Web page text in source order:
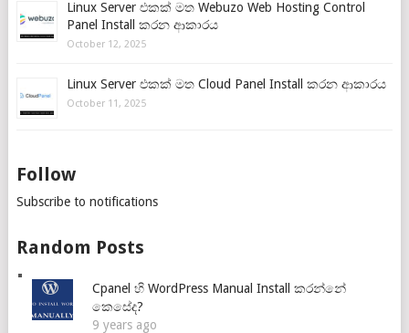
Linux Server එකක් මත Webuzo Web Hosting Control
Panel Install කරන ආකාරය
October 12, 2025
Linux Server එකක් මත Cloud Panel Install කරන ආකාරය
October 11, 2025
Follow
Subscribe to notifications
Random Posts
Cpanel හි WordPress Manual Install කරන්නේ
කෙසේද?
9 years ago